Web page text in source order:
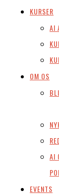
KURSER
AI
OM OS
AI
EVENTS